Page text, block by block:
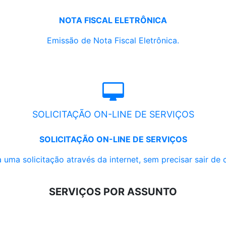
NOTA FISCAL ELETRÔNICA
Emissão de Nota Fiscal Eletrônica.
SOLICITAÇÃO ON-LINE DE SERVIÇOS
SOLICITAÇÃO ON-LINE DE SERVIÇOS
uma solicitação através da internet, sem precisar sair de
SERVIÇOS POR ASSUNTO